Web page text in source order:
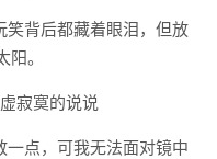
背后都藏着眼泪，但放
。
点，可我无法面对镜中